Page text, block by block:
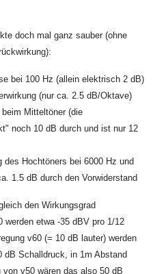
doch mal ganz sauber (ohne
bei 100 Hz (allein elektrisch 2 dB)
(nur ca. 2.5 dB/Oktave)
Mitteltöner (die
noch 10 dB durch und ist nur 12
des Hochtöners bei 6000 Hz und
1.5 dB durch den Vorwiderstand
den Wirkungsgrad
werden etwa -35 dBV pro 1/12
v60 (= 10 dB lauter) werden
dB Schalldruck, in 1m Abstand
v50 wären das also 50 dB